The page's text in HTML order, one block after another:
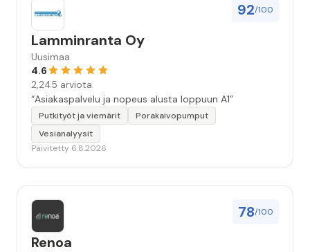
92/100
Lamminranta Oy
Uusimaa
4.6
2,245 arviota
“Asiakaspalvelu ja nopeus alusta loppuun A1”
Putkityöt ja viemärit
Porakaivopumput
Vesianalyysit
Päivitetty 6.8.2026
78/100
Renoa